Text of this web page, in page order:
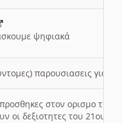
ψηφιακά
παρουσιασεις για
προσθηκες στον ορισμο
οι δεξιοτητες του 21ου